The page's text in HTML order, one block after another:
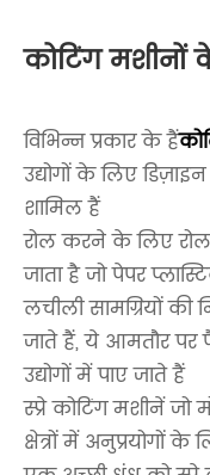
कोटिंग मशीनों
विभिन्न प्रकार के हैं
उद्योगों के लिए
शामिल हैं
रोल करने के लिए रोल
जाता है जो पेपर
लचीली सामग्रियों
जाते हैं, ये आमतौर पर
उद्योगों में पाए जाते हैं
स्प्रे कोटिंग मशीनें जो
क्षेत्रों में अनुप्रयोगों के